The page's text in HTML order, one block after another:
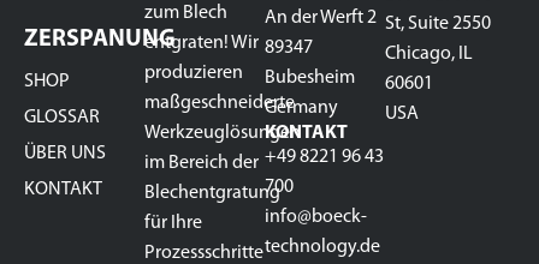
ZERSPANUNG
SHOP
GLOSSAR
ÜBER UNS
KONTAKT
zum Blech
entgraten! Wir
produzieren
maßgeschneiderte
Werkzeuglösungen
im Bereich der
Blechentgratung
für Ihre
Prozessschritte
An der Werft 2
89347
Bubesheim
Germany
KONTAKT
+49 8221 96 43
700
info@boeck-
technology.de
St, Suite 2550
Chicago, IL
60601
USA